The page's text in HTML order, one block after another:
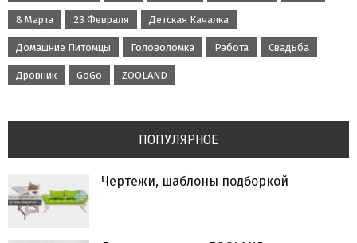
8 Марта 23 Февраля Детская Качалка
Домашние Питомцы Головоломка Работа Свадьба
Дровник GoGo ZOOLAND
ПОПУЛЯРНОЕ
Чертежи, шаблоны подборкой